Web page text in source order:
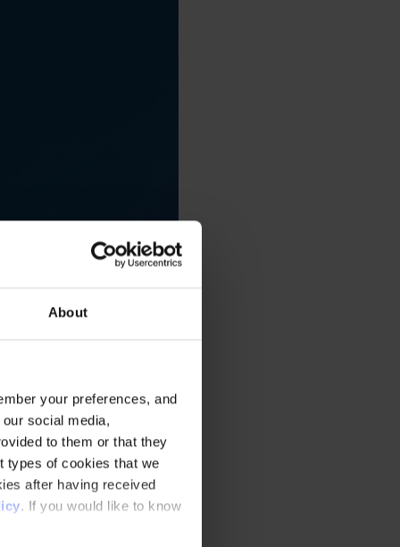
About
your preferences, and
social media,
to them or that they
types of cookies that we
after having received
. If you would like to know